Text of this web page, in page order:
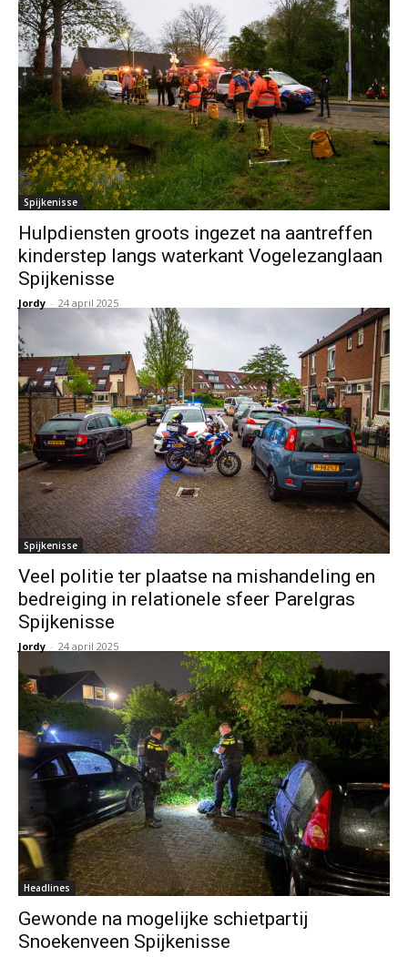
Spijkenisse
Hulpdiensten groots ingezet na aantreffen
kinderstep langs waterkant Vogelezanglaan
Spijkenisse
Jordy - 24 april 2025
Spijkenisse
Veel politie ter plaatse na mishandeling en
bedreiging in relationele sfeer Parelgras
Spijkenisse
Jordy - 24 april 2025
Headlines
Gewonde na mogelijke schietpartij
Snoekenveen Spijkenisse